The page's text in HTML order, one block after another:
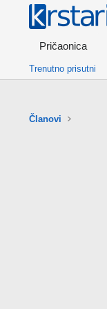
Pričaonica
Trenutno prisutni
Članovi